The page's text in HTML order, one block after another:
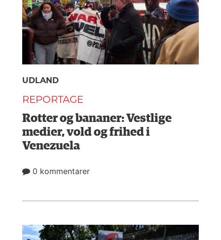
UDLAND
REPORTAGE
Rotter og bananer: Vestlige
medier, vold og frihed i
Venezuela
0 kommentarer